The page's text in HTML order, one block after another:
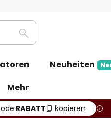
Suche
Neuheiten
Mehr
RABATT kopieren